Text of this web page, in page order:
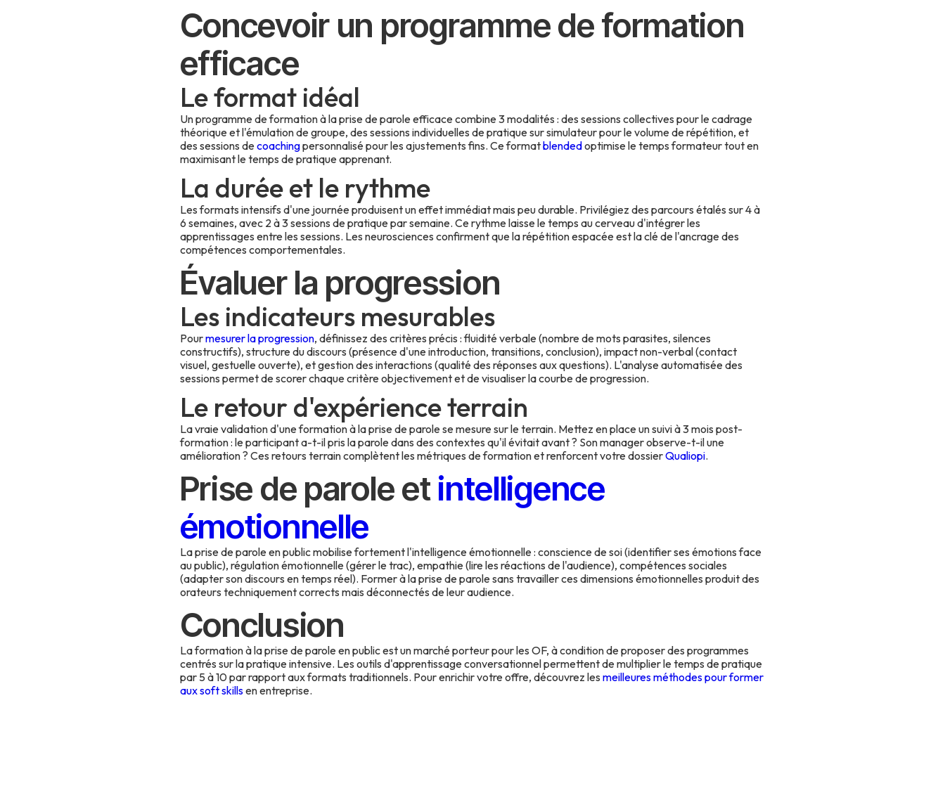
Concevoir un programme de formation
efficace
Le format idéal
Un programme de formation à la prise de parole efficace combine 3 modalités : des sessions collectives pour le cadrage
théorique et l'émulation de groupe, des sessions individuelles de pratique sur simulateur pour le volume de répétition, et
des sessions decoachingpersonnalisé pour les ajustements fins. Ce formatblendedoptimise le temps formateur tout en
maximisant le temps de pratique apprenant.
La durée et le rythme
Les formats intensifs d'une journée produisent un effet immédiat mais peu durable. Privilégiez des parcours étalés sur 4 à
6 semaines, avec 2 à 3 sessions de pratique par semaine. Ce rythme laisse le temps au cerveau d'intégrer les
apprentissages entre les sessions. Les neurosciences confirment que la répétition espacée est la clé de l'ancrage des
compétences comportementales.
Évaluer la progression
Les indicateurs mesurables
Pourmesurer la progression, définissez des critères précis : fluidité verbale (nombre de mots parasites, silences
constructifs), structure du discours (présence d'une introduction, transitions, conclusion), impact non-verbal (contact
visuel, gestuelle ouverte), et gestion des interactions (qualité des réponses aux questions). L'analyse automatisée des
sessions permet de scorer chaque critère objectivement et de visualiser la courbe de progression.
Le retour d'expérience terrain
La vraie validation d'une formation à la prise de parole se mesure sur le terrain. Mettez en place un suivi à 3 mois post-
formation : le participant a-t-il pris la parole dans des contextes qu'il évitait avant ? Son manager observe-t-il une
amélioration ? Ces retours terrain complètent les métriques de formation et renforcent votre dossierQualiopi.
Prise de parole etintelligence
émotionnelle
La prise de parole en public mobilise fortement l'intelligence émotionnelle : conscience de soi (identifier ses émotions face
au public), régulation émotionnelle (gérer le trac), empathie (lire les réactions de l'audience), compétences sociales
(adapter son discours en temps réel). Former à la prise de parole sans travailler ces dimensions émotionnelles produit des
orateurs techniquement corrects mais déconnectés de leur audience.
Conclusion
La formation à la prise de parole en public est un marché porteur pour les OF, à condition de proposer des programmes
centrés sur la pratique intensive. Les outils d'apprentissage conversationnel permettent de multiplier le temps de pratique
par 5 à 10 par rapport aux formats traditionnels. Pour enrichir votre offre, découvrez les meilleures méthodes pour former
aux soft skillsen entreprise.